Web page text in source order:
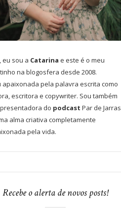
eu sou a Catarina e este é o meu
na blogosfera desde 2008.
apaixonada pela palavra escrita como
escritora e copywriter. Sou também
do podcast Par de Jarras
alma criativa completamente
pela vida.
Recebe o alerta de novos posts!